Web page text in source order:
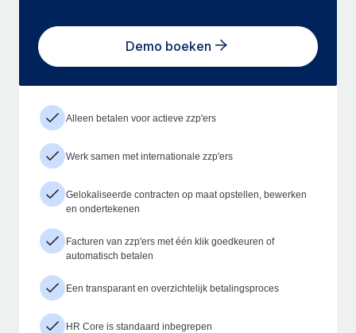
Demo boeken
Alleen betalen voor actieve zzp'ers
Werk samen met internationale zzp'ers
Gelokaliseerde contracten op maat opstellen, bewerken
en ondertekenen
Facturen van zzp'ers met één klik goedkeuren of
automatisch betalen
Een transparant en overzichtelijk betalingsproces
HR Core is standaard inbegrepen